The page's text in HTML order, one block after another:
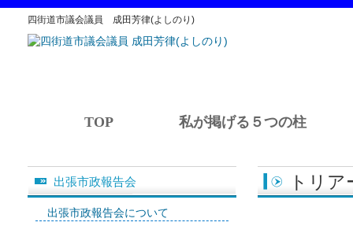
四街道市議会議員 成田芳律(よしのり)
TOP 私が掲げる５つの柱
トリア
出張市政報告会
出張市政報告会について